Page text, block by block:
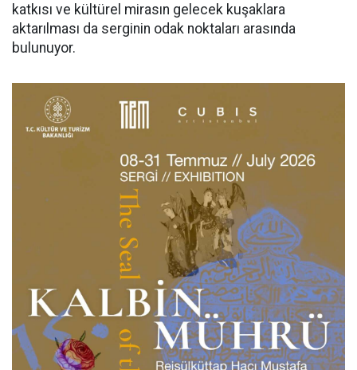
katkısı ve kültürel mirasın gelecek kuşaklara
aktarılması da serginin odak noktaları arasında
bulunuyor.